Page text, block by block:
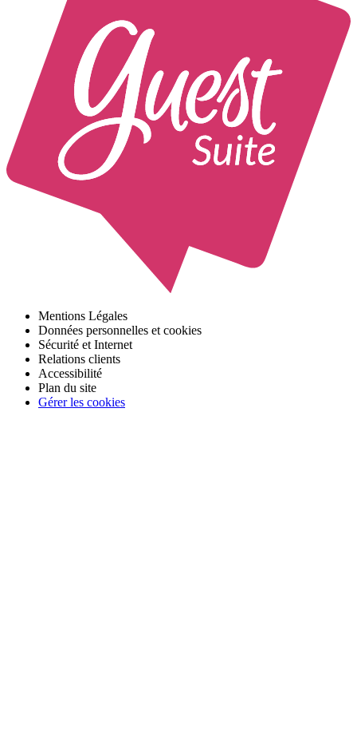
Mentions Légales
Données personnelles et cookies
Sécurité et Internet
Relations clients
Accessibilité
Plan du site
Gérer les cookies